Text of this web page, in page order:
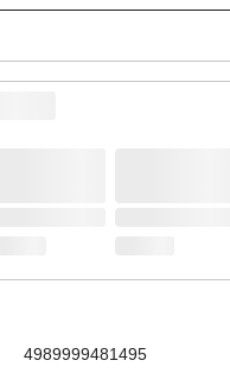
4989999481495